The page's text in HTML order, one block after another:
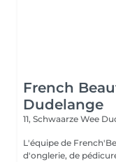
French
Dudelange
11, Schwaarze Wee
L'équipe de
d'onglerie, de